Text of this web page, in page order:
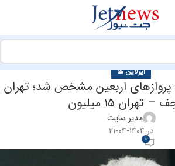
ایرلاین ها
اربعین مشخص شد؛ تهران
تهران ۱۵ میلیون
مدیر سایت
در ۱۴۰۴-۰۴-۲۱
0